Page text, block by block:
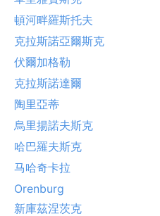
頓河畔羅斯托夫
克拉斯諾亞爾斯克
伏爾加格勒
克拉斯諾達爾
陶里亞蒂
烏里揚諾夫斯克
哈巴羅夫斯克
马哈奇卡拉
Orenburg
新庫茲涅茨克